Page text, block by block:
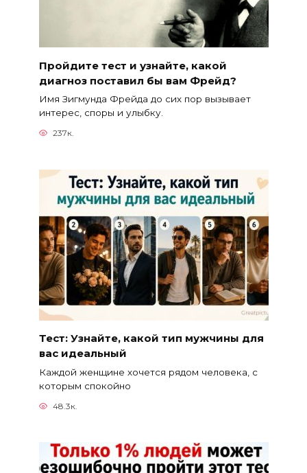
Пройдите тест и узнайте, какой
диагноз поставил бы вам Фрейд?
Имя Зигмунда Фрейда до сих пор вызывает
интерес, споры и улыбку.
237к.
Тест: Узнайте, какой тип мужчины для
вас идеальный
Каждой женщине хочется рядом человека, с
которым спокойно
48.3к.